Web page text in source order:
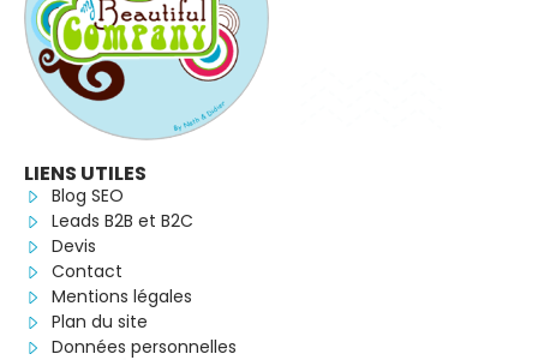
LIENS UTILES
Blog SEO
Leads B2B et B2C
Devis
Contact
Mentions légales
Plan du site
Données personnelles